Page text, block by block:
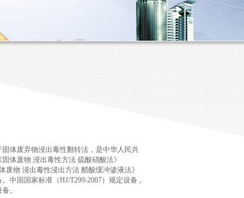
体废弃物浸出毒性翻转法，是中华人民共
体废物 浸出毒性方法 硫酸硝酸法》
废物 浸出毒性浸出方法 醋酸缓冲渗液法》
。中国国家标准（HJ/T299-2007）规定设备 ,
。